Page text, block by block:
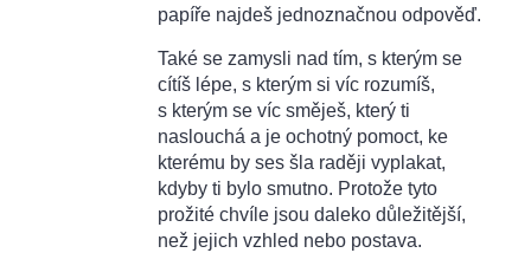
papíře najdeš jednoznačnou odpověď.
Také se zamysli nad tím, s kterým se
cítíš lépe, s kterým si víc rozumíš,
s kterým se víc směješ, který ti
naslouchá a je ochotný pomoct, ke
kterému by ses šla raději vyplakat,
kdyby ti bylo smutno. Protože tyto
prožité chvíle jsou daleko důležitější,
než jejich vzhled nebo postava.